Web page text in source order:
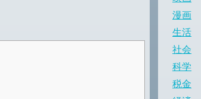
漫画
生活
社会
科学
税金